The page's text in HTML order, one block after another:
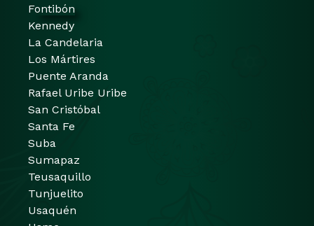
Fontibón
Kennedy
La Candelaria
Los Mártires
Puente Aranda
Rafael Uribe Uribe
San Cristóbal
Santa Fe
Suba
Sumapaz
Teusaquillo
Tunjuelito
Usaquén